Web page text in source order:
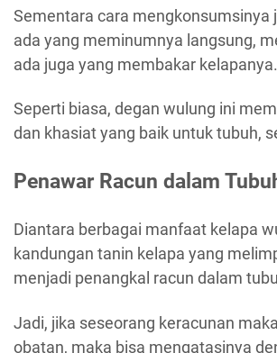
Sementara cara mengkonsumsinya
ada yang meminumnya langsung,
ada juga yang membakar kelapanya.
Seperti biasa, degan wulung ini
dan khasiat yang baik untuk tubuh,
Penawar Racun dalam
Diantara berbagai manfaat kelapa
kandungan tanin kelapa yang
menjadi penangkal racun dalam
Jadi, jika seseorang keracunan
obatan, maka bisa mengatasinya